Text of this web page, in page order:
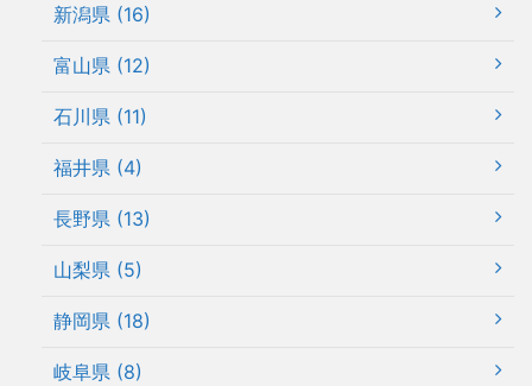
新潟県 (16)
富山県 (12)
石川県 (11)
福井県 (4)
長野県 (13)
山梨県 (5)
静岡県 (18)
岐阜県 (8)